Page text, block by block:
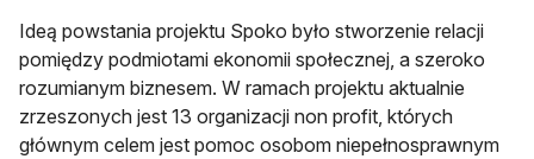
Ideą powstania projektu Spoko było stworzenie relacji
pomiędzy podmiotami ekonomii społecznej, a szeroko
rozumianym biznesem. W ramach projektu aktualnie
zrzeszonych jest 13 organizacji non profit, których
głównym celem jest pomoc osobom niepełnosprawnym